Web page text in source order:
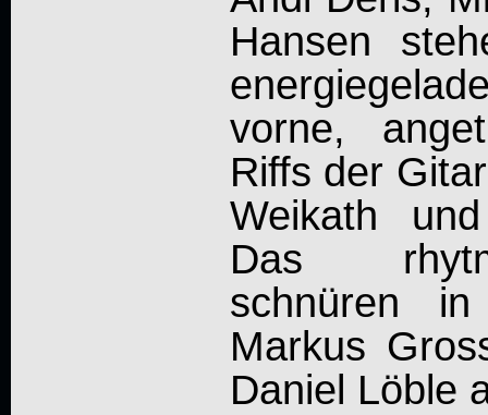
Hansen
vorne,
Riffs der
Weikath
Das
schnüren
Markus
Daniel Löble